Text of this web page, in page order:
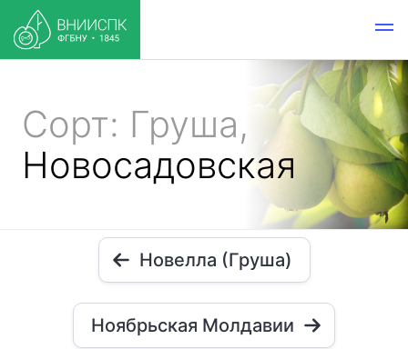
Сорт: Груша,
Новосадовская
Новелла (Груша)
Ноябрьская Молдавии